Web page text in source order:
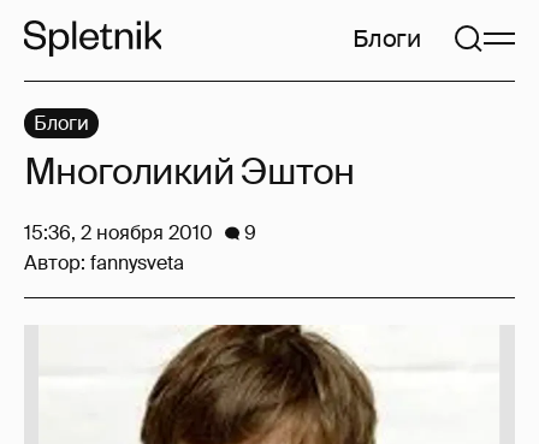
Блоги
Блоги
Многоликий Эштон
15:36, 2 ноября 2010
9
Автор: fannysveta